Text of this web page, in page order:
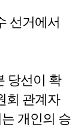
선거에서
당선이 확
회 관계자
개인의 승